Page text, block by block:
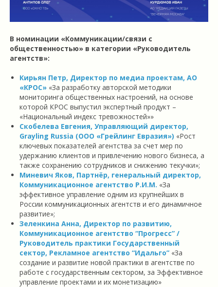
В номинации «Коммуникации/связи с
общественностью» в категории «Руководитель
агентств»:
Кирьян Петр, Директор по медиа проектам, АО
«КРОС» «За разработку авторской методики
мониторинга общественных настроений, на основе
которой КРОС выпустил экспертный продукт –
«Национальный индекс тревожностей»»
Скобелева Евгения, Управляющий директор,
Grayling Russia (ООО «Грейлинг Евразия») «Рост
ключевых показателей агентства за счет мер по
удержанию клиентов и привлечению нового бизнеса, а
также сохранению сотрудников и снижению текучки»;
Миневич Яков, Партнёр, генеральный директор,
Коммуникационное агентство Р.И.М. «За
эффективное управление одним из крупнейших в
России коммуникационных агентств и его динамичное
развитие»;
Зеленкина Анна, Директор по развитию,
Коммуникационное агентство “Прогресс” /
Руководитель практики Государственный
сектор, Рекламное агентство “Идальго” «За
создание и развитие новой практики в агентстве по
работе с государственным сектором, за Эффективное
управление проектами и их монетизацию»